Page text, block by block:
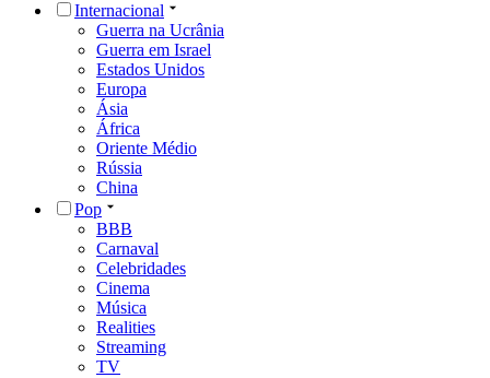
Internacional
Guerra na Ucrânia
Guerra em Israel
Estados Unidos
Europa
Ásia
África
Oriente Médio
Rússia
China
Pop
BBB
Carnaval
Celebridades
Cinema
Música
Realities
Streaming
TV